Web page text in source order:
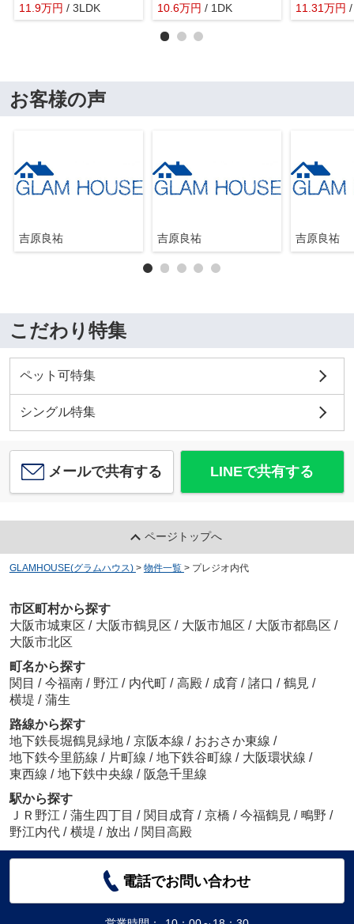
11.9万円 / 3LDK
10.6万円 / 1DK 11.31万円
お客様の声
吉原良祐 吉原良祐 吉原良祐
こだわり特集
ペット可特集
シングル特集
メールで共有する LINEで共有する
ページトップへ
GLAMHOUSE(グラムハウス) > 物件一覧 > プレジオ内代
市区町村から探す
大阪市城東区 / 大阪市鶴見区 / 大阪市旭区 / 大阪市都島区 /
大阪市北区
町名から探す
関目 / 今福南 / 野江 / 内代町 / 高殿 / 成育 / 諸口 / 鶴見 /
横堤 / 蒲生
路線から探す
地下鉄長堀鶴見緑地 / 京阪本線 / おおさか東線 /
地下鉄今里筋線 / 片町線 / 地下鉄谷町線 / 大阪環状線 /
東西線 / 地下鉄中央線 / 阪急千里線
駅から探す
ＪＲ野江 / 蒲生四丁目 / 関目成育 / 京橋 / 今福鶴見 / 鴫野 /
野江内代 / 横堤 / 放出 / 関目高殿
電話でお問い合わせ